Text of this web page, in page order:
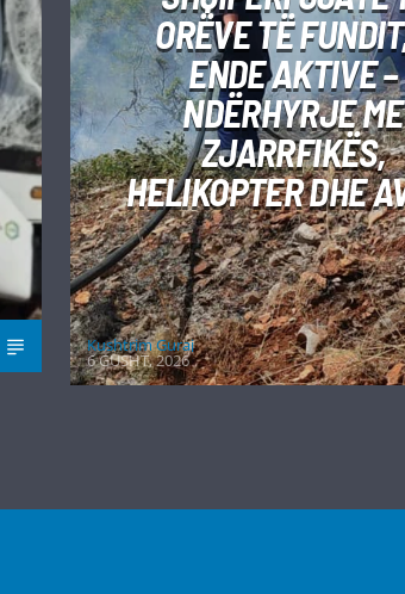
ORËVE TË
ENDE AKTIVE –
NDËRHYRJE ME
ZJARRFIKËS,
HELIKOPTER DHE
Kushtrim Guraj
6 GUSHT, 2026